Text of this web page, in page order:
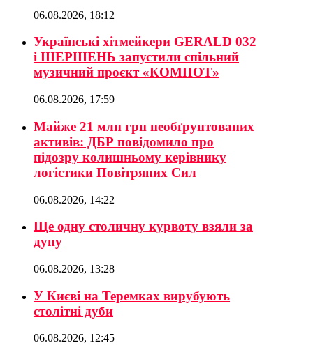
06.08.2026, 18:12
Українські хітмейкери GERALD 032
і ШЕРШЕНЬ запустили спільний
музичний проєкт «КОМПОТ»
06.08.2026, 17:59
Майже 21 млн грн необґрунтованих
активів: ДБР повідомило про
підозру колишньому керівнику
логістики Повітряних Сил
06.08.2026, 14:22
Ще одну столичну курвоту взяли за
дупу
06.08.2026, 13:28
У Києві на Теремках вирубують
столітні дуби
06.08.2026, 12:45